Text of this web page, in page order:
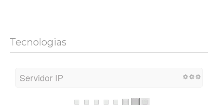
Tecnologias
Servidor IP